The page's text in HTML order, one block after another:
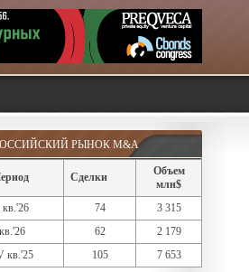
РЫНОК M&A
Сделки
Объем
млн$
74
3 315
62
2 179
кв.'25
105 7 653